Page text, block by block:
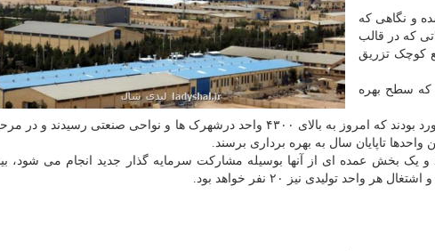
و نگاهی که
که در قالب
صنایع کوچک تزریق
که سطح بهره
رسولیان اضافه کرد: در ابتدای امسال این واحدها ۳۲۰۰ مورد بودند که امروز به بالای ۴۳۰۰ واحد درشهرک ها و نواحی صنعتی رسیدند و
و یک بخش عمده ای از آنها بوسیله مشارکت سرمایه گذار جدید انجام می شود،